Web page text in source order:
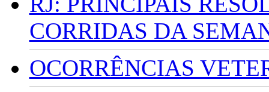
CORRIDAS DA
OCORRÊNCIAS